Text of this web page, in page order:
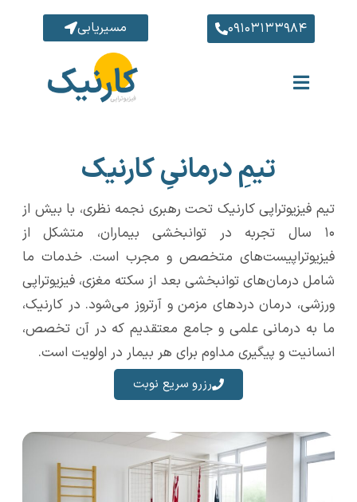
۰۹۱۰۳۱۳۳۹۸۴ مسیریابی
تیمِ درمانیِ کارنیک
تیم فیزیوتراپی کارنیک تحت رهبری نجمه نظری، با بیش از
۱۰ سال تجربه در توانبخشی بیماران، متشکل از
فیزیوتراپیست‌های متخصص و مجرب است. خدمات ما
شامل درمان‌های توانبخشی بعد از سکته مغزی، فیزیوتراپی
ورزشی، درمان دردهای مزمن و آرتروز می‌شود. در کارنیک،
ما به درمانی علمی و جامع معتقدیم که در آن تخصص،
انسانیت و پیگیری مداوم برای هر بیمار در اولویت است.
رزرو سریع نوبت